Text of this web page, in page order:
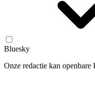
Bluesky
Onze redactie kan openbare